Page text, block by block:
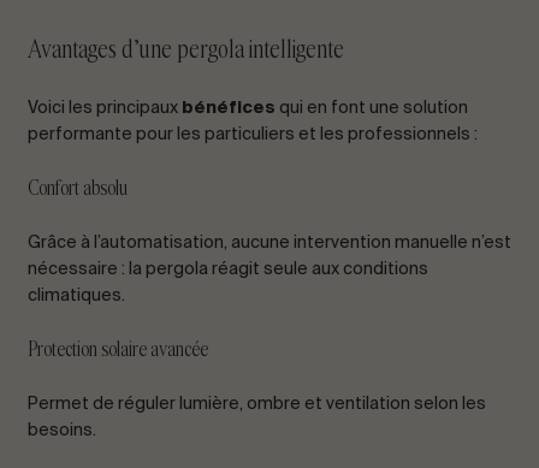
Avantages d’une pergola intelligente
Voici les principaux bénéfices qui en font une solution
performante pour les particuliers et les professionnels :
Confort absolu
Grâce à l’automatisation, aucune intervention manuelle n’est
nécessaire : la pergola réagit seule aux conditions
climatiques.
Protection solaire avancée
Permet de réguler lumière, ombre et ventilation selon les
besoins.